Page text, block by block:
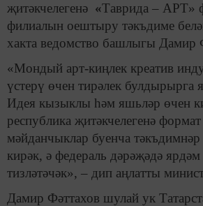
җитәкчелегенә «Таврида – АРТ»
филиалын оештыру тәкъдиме
хакта ведомство башлыгы Дамир
«Мондый арт-киңлек креатив
үстерү өчен тирәлек булдырырга
Идея кызыклы һәм яшьләр өчен
республика җитәкчелегенә
мәйданчыклар буенча тәкъдимнәр
кирәк, ә федераль дәрәҗәдә
тизләтәчәк», – дип аңлатты
Дамир Фәттахов шулай ук